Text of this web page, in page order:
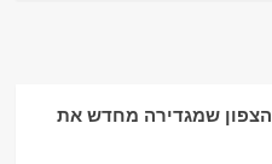
שמגדירה מחדש את